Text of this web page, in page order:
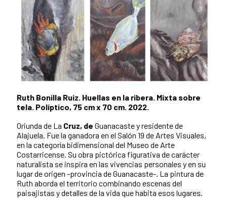
Ruth Bonilla Ruiz. Huellas en la ribera. Mixta sobre
tela. Políptico, 75 cm x 70 cm. 2022.
Oriunda de La Cruz, de Guanacaste y residente de
Alajuela. Fue la ganadora en el Salón 19 de Artes Visuales,
en la categoría bidimensional del Museo de Arte
Costarricense. Su obra pictórica figurativa de carácter
naturalista se inspira en las vivencias personales y en su
lugar de origen -provincia de Guanacaste-. La pintura de
Ruth aborda el territorio combinando escenas del
paisajistas y detalles de la vida que habita esos lugares.